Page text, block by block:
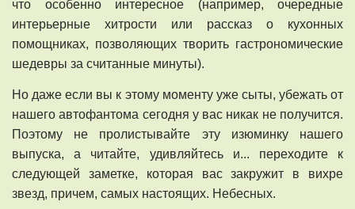
что особенно интересное (например, очередные
интерьерные хитрости или рассказ о кухонных
помощниках, позволяющих творить гастрономические
шедевры за считанные минуты).
Но даже если вы к этому моменту уже сыты, убежать от
нашего автофантома сегодня у вас никак не получится.
Поэтому не пролистывайте эту изюминку нашего
выпуска, а читайте, удивляйтесь и... переходите к
следующей заметке, которая вас закружит в вихре
звезд, причем, самых настоящих. Небесных.